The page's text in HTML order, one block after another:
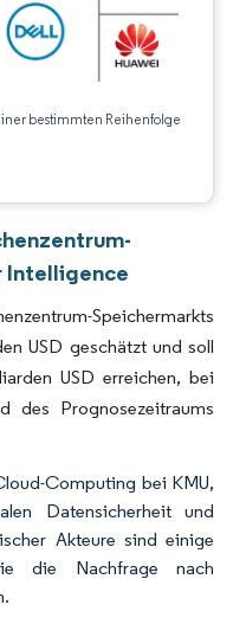
bestimmten Reihenfolge
Intelligence
Speichermarkts
USD geschätzt und soll
USD erreichen, bei
des Prognosezeitraums
Computing bei KMU,
Datensicherheit und
Akteure sind einige
die Nachfrage nach